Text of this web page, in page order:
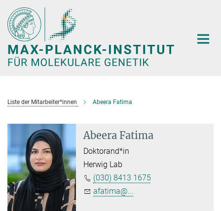
Hauptinhalt
Liste der Mitarbeiter*innen Abeera Fatima
Abeera Fatima
Doktorand*in
Herwig Lab
(030) 8413 1675
afatima@...